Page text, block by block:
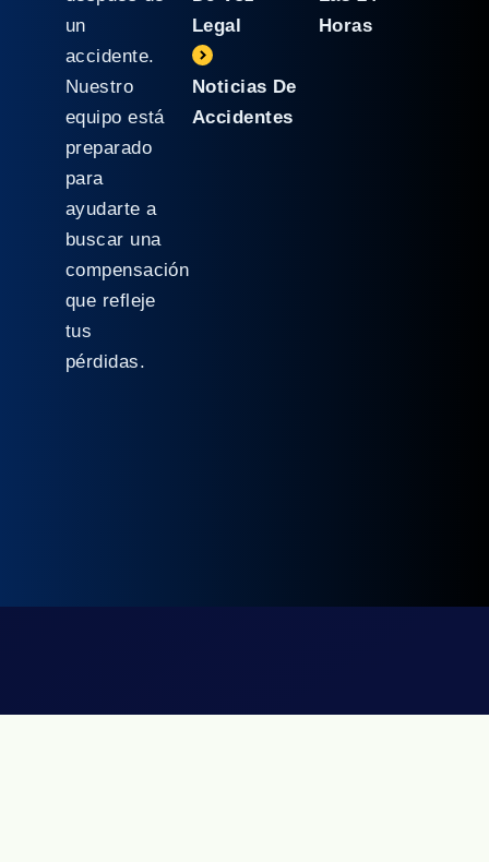
un
accidente.
Nuestro
equipo está
preparado
para
ayudarte a
buscar una
compensación
que refleje
tus
pérdidas.
Legal
Noticias De
Accidentes
Horas